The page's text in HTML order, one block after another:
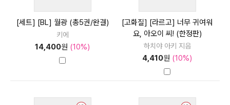
[세트] [BL] 월광 (총5권/완결)
키에
14,400원 (10%)
[고화질] [라르고] 너무 귀여워
요, 아오이 씨! (한정판)
하치야 아키 지음
4,410원 (10%)